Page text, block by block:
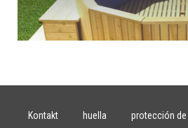
Kontakt huella protección de